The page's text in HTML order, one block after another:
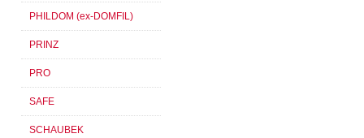
PHILDOM (ex-DOMFIL)
PRINZ
PRO
SAFE
SCHAUBEK